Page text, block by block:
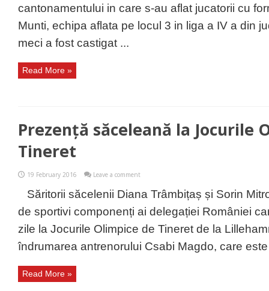
cantonamentului in care s-au aflat jucatorii cu
Munti, echipa aflata pe locul 3 in liga a IV a din
meci a fost castigat ...
Read More »
Prezență săceleană la Jocurile
Tineret
19 February 2016 Leave a comment
Săritorii săcelenii Diana Trâmbițaș și Sorin
de sportivi componenți ai delegației României
zile la Jocurile Olimpice de Tineret de la
îndrumarea antrenorului Csabi Magdo, care
Read More »